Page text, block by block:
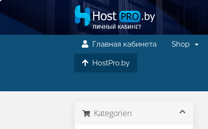
Главная кабинета Shop
HostPro.by
Kategorien